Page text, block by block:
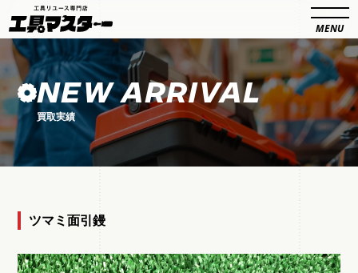
NEW ARRIVAL
買取実績
ツマミ面引鏝